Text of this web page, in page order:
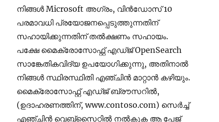
നിങ്ങൾ Microsoft അഗ്രം, വിൻഡോസ് 10
പരമാവധി പ്രയോജനപ്പെടുത്തുന്നതിന്
സഹായിക്കുന്നതിന് തൽക്ഷണം സഹായം.
പക്ഷേ മൈക്രോസോഫ്റ്റ് എഡ്ജ് OpenSearch
സാങ്കേതികവിദ്യ ഉപയോഗിക്കുന്നു, അതിനാൽ
നിങ്ങൾ സ്ഥിരസ്ഥിതി എഞ്ചിൻ മാറ്റാൻ കഴിയും.
മൈക്രോസോഫ്റ്റ് എഡ്ജ് ബ്രൗസറിൽ,
(ഉദാഹരണത്തിന്, www.contoso.com) സെർച്ച്
എഞ്ചിൻ വെബ്സൈറ്റിൽ നൽകുക ആ പേജ്